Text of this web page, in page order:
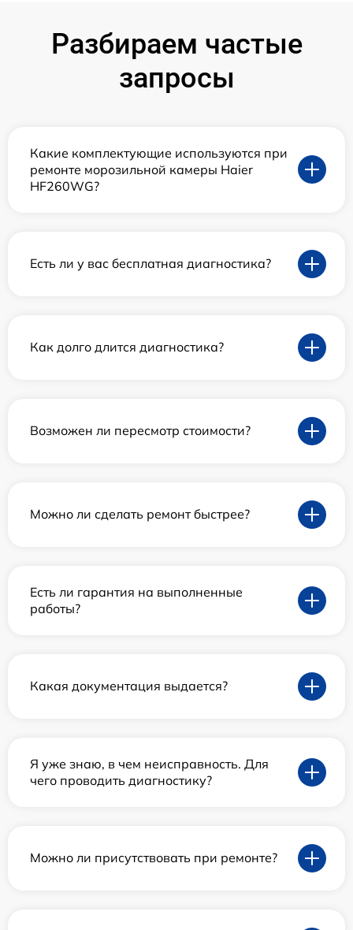
Разбираем частые
запросы
Какие комплектующие используются при
ремонте морозильной камеры Haier
HF260WG?
Есть ли у вас бесплатная диагностика?
Как долго длится диагностика?
Возможен ли пересмотр стоимости?
Можно ли сделать ремонт быстрее?
Есть ли гарантия на выполненные
работы?
Какая документация выдается?
Я уже знаю, в чем неисправность. Для
чего проводить диагностику?
Можно ли присутствовать при ремонте?